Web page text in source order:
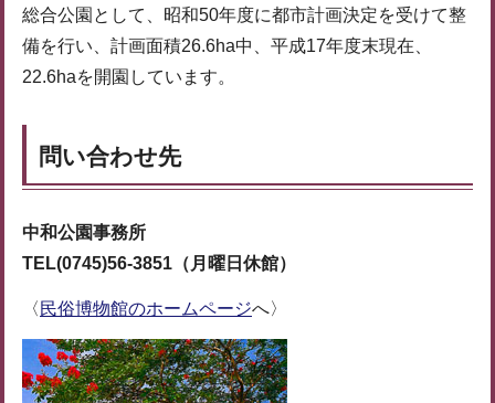
総合公園として、昭和50年度に都市計画決定を受けて整
備を行い、計画面積26.6ha中、平成17年度末現在、
22.6haを開園しています。
問い合わせ先
中和公園事務所
TEL(0745)56-3851 （月曜日休館）
〈 民俗博物館のホームページへ〉